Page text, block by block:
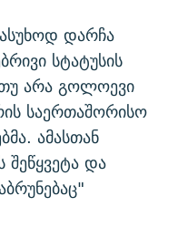
დარჩა
სტატუსის
თუ არა გოლოევი
საერთაშორისო
ამასთან
შეწყვეტა და